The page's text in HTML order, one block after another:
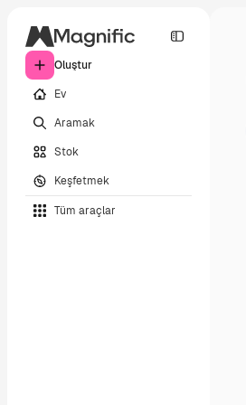
Oluştur
Ev
Aramak
Stok
Keşfetmek
Tüm araçlar